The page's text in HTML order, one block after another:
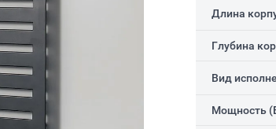
Длина
Глубина
Вид
Мощность